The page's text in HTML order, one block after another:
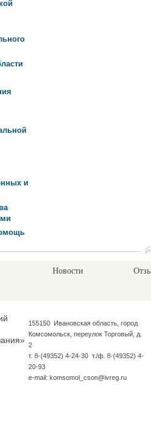
и
Новости
155150 Ивановская область, город
Комсомольск, переулок Торговый, д.
2
т. 8-(49352) 4-24-30 т./ф. 8-(49352) 4-
20-93
e-mail: komsomol_cson@ivreg.ru